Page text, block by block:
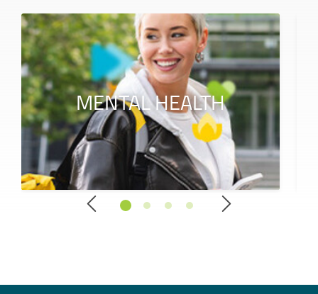
MENTAL HEALTH